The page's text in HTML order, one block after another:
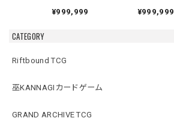
CATEGORY
Riftbound TCG
巫KANNAGIカードゲーム
GRAND ARCHIVE TCG
¥999,999 ¥999,999